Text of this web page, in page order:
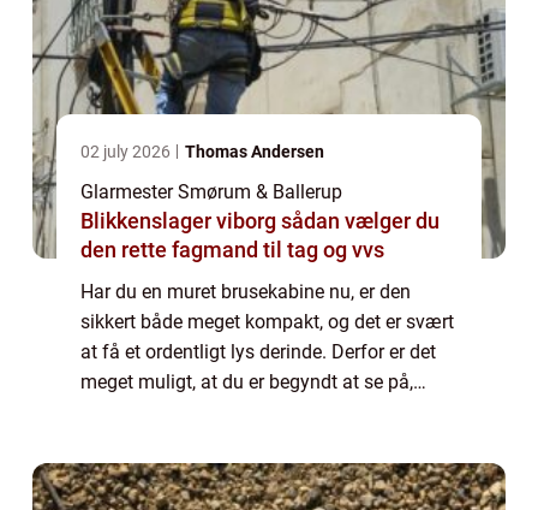
02 july 2026 Thomas Andersen
Glarmester Smørum & Ballerup
Blikkenslager viborg sådan vælger du
den rette fagmand til tag og vvs
Har du en muret brusekabine nu, er den
sikkert både meget kompakt, og det er svært
at få et ordentligt lys derinde. Derfor er det
meget muligt, at du er begyndt at se på,